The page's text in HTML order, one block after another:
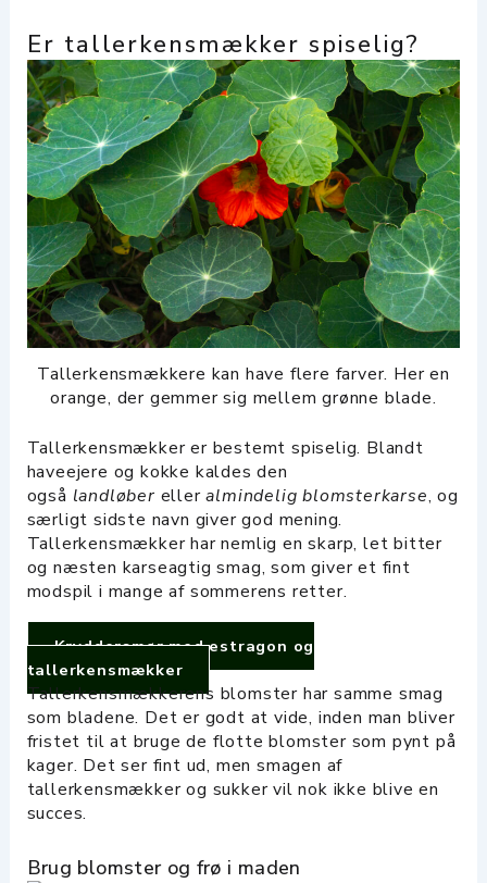
Er tallerkensmækker spiselig?
Tallerkensmækkere kan have flere farver. Her en
orange, der gemmer sig mellem grønne blade.
Tallerkensmækker er bestemt spiselig. Blandt
haveejere og kokke kaldes den
også landløber elleralmindelig blomsterkarse, og
særligt sidste navn giver god mening.
Tallerkensmækker har nemlig en skarp, let bitter
og næsten karseagtig smag, som giver et fint
modspil i mange af sommerens retter.
Kryddersmør med estragon og
tallerkensmækker
Tallerkensmækkerens blomster har samme smag
som bladene. Det er godt at vide, inden man bliver
fristet til at bruge de flotte blomster som pynt på
kager. Det ser fint ud, men smagen af
tallerkensmækker og sukker vil nok ikke blive en
succes.
Brug blomster og frø i maden